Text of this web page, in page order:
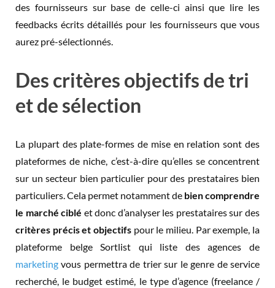
des fournisseurs sur base de celle-ci ainsi que lire les
feedbacks écrits détaillés pour les fournisseurs que vous
aurez pré-sélectionnés.
Des critères objectifs de tri
et de sélection
La plupart des plate-formes de mise en relation sont des
plateformes de niche, c’est-à-dire qu’elles se concentrent
sur un secteur bien particulier pour des prestataires bien
particuliers. Cela permet notamment de bien comprendre
le marché ciblé et donc d’analyser les prestataires sur des
critères précis et objectifs pour le milieu. Par exemple, la
plateforme belge Sortlist qui liste des agences de
marketing vous permettra de trier sur le genre de service
recherché, le budget estimé, le type d’agence (freelance /